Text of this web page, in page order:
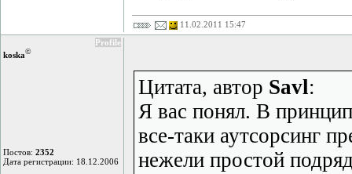
11.02.2011 15:47
Profile
koska©
Постов: 2352
Дата регистрации: 18.12.2006
Цитата, автор Savl:
Я вас понял. В
все-таки аутсорсинг
нежели простой